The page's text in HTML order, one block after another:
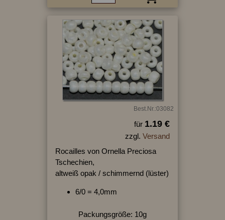
Best.Nr.:03082
für 1.19 €
zzgl. Versand
Rocailles von Ornella Preciosa
Tschechien,
altweiß opak / schimmernd (lüster)
6/0 = 4,0mm
Packungsgröße: 10g